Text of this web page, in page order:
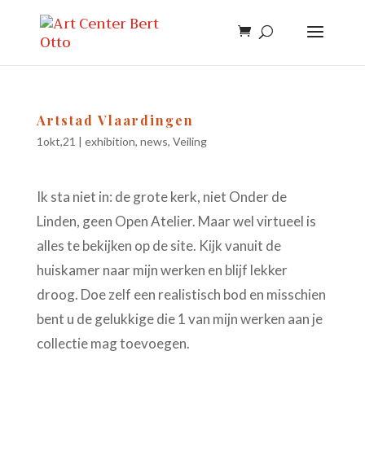
Artstad Vlaardingen
1okt,21 | exhibition, news, Veiling
Ik sta niet in: de grote kerk, niet Onder de
Linden, geen Open Atelier. Maar wel virtueel is
alles te bekijken op de site. Kijk vanuit de
huiskamer naar mijn werken en blijf lekker
droog. Doe zelf een realistisch bod en misschien
bent u de gelukkige die 1 van mijn werken aan je
collectie mag toevoegen.